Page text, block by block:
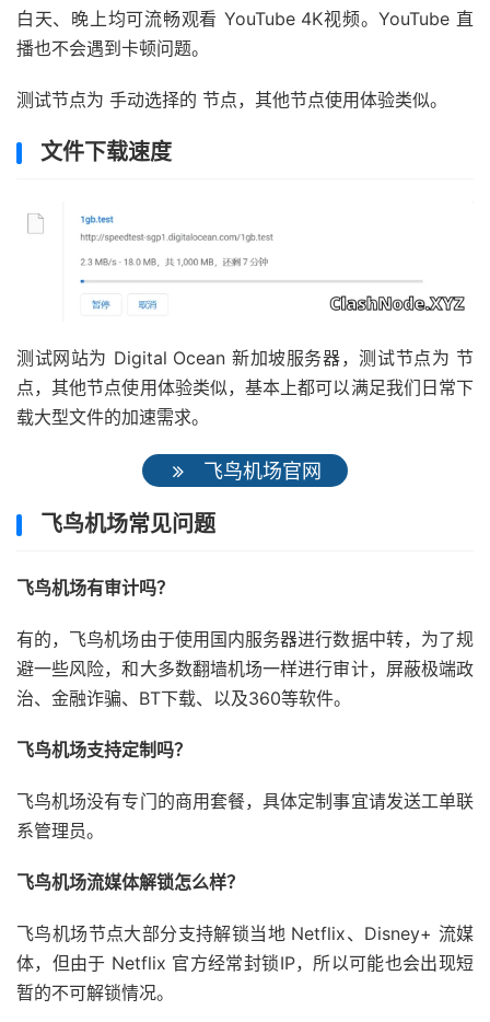
白天、晚上均可流畅观看 YouTube 4K视频。YouTube 直
播也不会遇到卡顿问题。
测试节点为 手动选择的 节点，其他节点使用体验类似。
文件下载速度
测试网站为 Digital Ocean 新加坡服务器，测试节点为 节
点，其他节点使用体验类似，基本上都可以满足我们日常下
载大型文件的加速需求。
飞鸟机场官网
飞鸟机场常见问题
飞鸟机场有审计吗？
有的，飞鸟机场由于使用国内服务器进行数据中转，为了规
避一些风险，和大多数翻墙机场一样进行审计，屏蔽极端政
治、金融诈骗、BT下载、以及360等软件。
飞鸟机场支持定制吗？
飞鸟机场没有专门的商用套餐，具体定制事宜请发送工单联
系管理员。
飞鸟机场流媒体解锁怎么样？
飞鸟机场节点大部分支持解锁当地 Netflix、Disney+ 流媒
体，但由于 Netflix 官方经常封锁IP，所以可能也会出现短
暂的不可解锁情况。